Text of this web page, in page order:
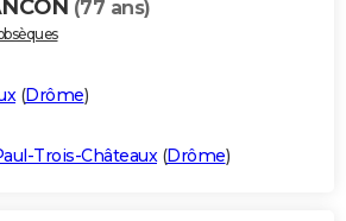
(77 ans)
(Drôme)
Trois-Châteaux(Drôme)